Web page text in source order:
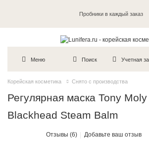
Пробники в каждый заказ
Меню Поиск Учетная
Корейская косметика Снято с производства
Регулярная маска Tony
Blackhead Steam Balm
Отзывы (6) Добавьте ваш отзыв